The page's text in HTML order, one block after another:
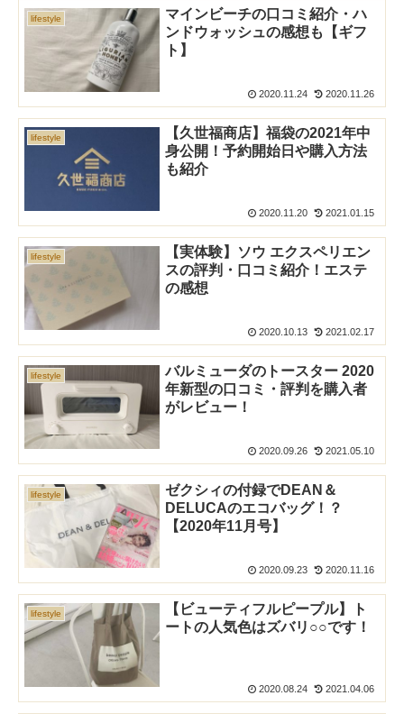
lifestyle
マインビーチの口コミ紹介・ハ
ンドウォッシュの感想も【ギフ
ト】
2020.11.24 2020.11.26
lifestyle
【久世福商店】福袋の2021年中
身公開！予約開始日や購入方法
も紹介
2020.11.20 2021.01.15
lifestyle
【実体験】ソウ エクスペリエン
スの評判・口コミ紹介！エステ
の感想
2020.10.13 2021.02.17
lifestyle
バルミューダのトースター 2020
年新型の口コミ・評判を購入者
がレビュー！
2020.09.26 2021.05.10
lifestyle
ゼクシィの付録でDEAN＆
DELUCAのエコバッグ！？
【2020年11月号】
2020.09.23 2020.11.16
lifestyle
【ビューティフルピープル】ト
ートの人気色はズバリ○○です！
2020.08.24 2021.04.06